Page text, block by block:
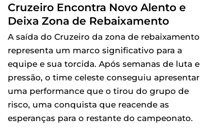
Cruzeiro Encontra Novo Alento e
Deixa Zona de Rebaixamento
A saída do Cruzeiro da zona de rebaixamento
representa um marco significativo para a
equipe e sua torcida. Após semanas de luta e
pressão, o time celeste conseguiu apresentar
uma performance que o tirou do grupo de
risco, uma conquista que reacende as
esperanças para o restante do campeonato.